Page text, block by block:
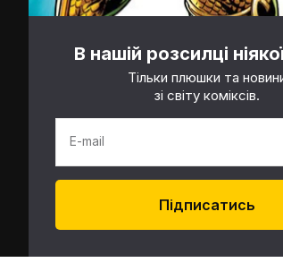
В нашій розсилці
Тільки плюшки та
зі світу коміксів.
E-mail
Підписатись